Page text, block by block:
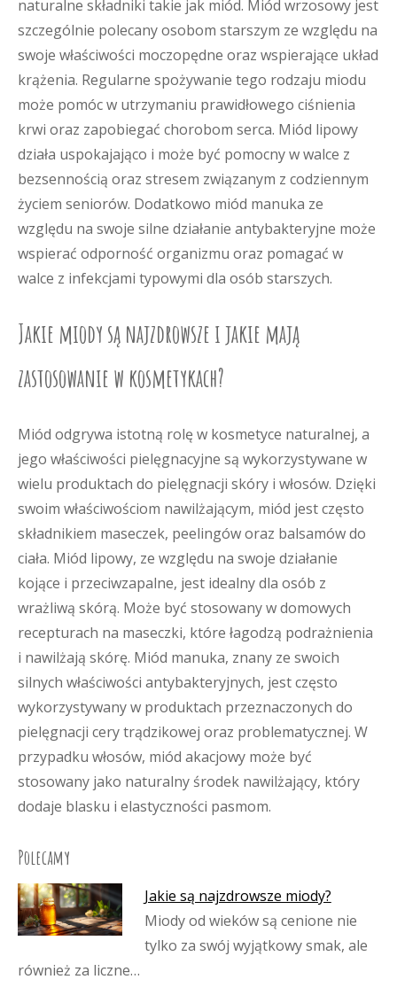
naturalne składniki takie jak miód. Miód wrzosowy jest
szczególnie polecany osobom starszym ze względu na
swoje właściwości moczopędne oraz wspierające układ
krążenia. Regularne spożywanie tego rodzaju miodu
może pomóc w utrzymaniu prawidłowego ciśnienia
krwi oraz zapobiegać chorobom serca. Miód lipowy
działa uspokajająco i może być pomocny w walce z
bezsennością oraz stresem związanym z codziennym
życiem seniorów. Dodatkowo miód manuka ze
względu na swoje silne działanie antybakteryjne może
wspierać odporność organizmu oraz pomagać w
walce z infekcjami typowymi dla osób starszych.
Jakie miody są najzdrowsze i jakie mają
zastosowanie w kosmetykach?
Miód odgrywa istotną rolę w kosmetyce naturalnej, a
jego właściwości pielęgnacyjne są wykorzystywane w
wielu produktach do pielęgnacji skóry i włosów. Dzięki
swoim właściwościom nawilżającym, miód jest często
składnikiem maseczek, peelingów oraz balsamów do
ciała. Miód lipowy, ze względu na swoje działanie
kojące i przeciwzapalne, jest idealny dla osób z
wrażliwą skórą. Może być stosowany w domowych
recepturach na maseczki, które łagodzą podrażnienia
i nawilżają skórę. Miód manuka, znany ze swoich
silnych właściwości antybakteryjnych, jest często
wykorzystywany w produktach przeznaczonych do
pielęgnacji cery trądzikowej oraz problematycznej. W
przypadku włosów, miód akacjowy może być
stosowany jako naturalny środek nawilżający, który
dodaje blasku i elastyczności pasmom.
Polecamy
Jakie są najzdrowsze miody?
Miody od wieków są cenione nie
tylko za swój wyjątkowy smak, ale
również za liczne…